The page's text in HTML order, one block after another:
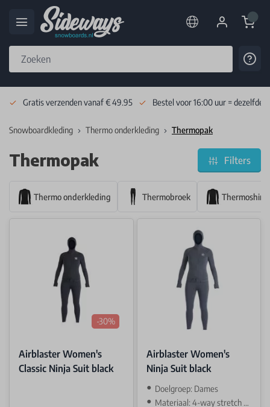
Cart
Gratis verzenden vanaf € 49.95 Bestel voor 16:00 uur = dezelfde
Snowboardkleding Thermo onderkleding Thermopak
Thermopak Filters
Thermo onderkleding Thermobroek Thermoshirt
-30%
Airblaster Women's
Classic Ninja Suit black
Airblaster Women's
Ninja Suit black
Doelgroep: Dames
Materiaal: 4-way stretch AIR-TECH